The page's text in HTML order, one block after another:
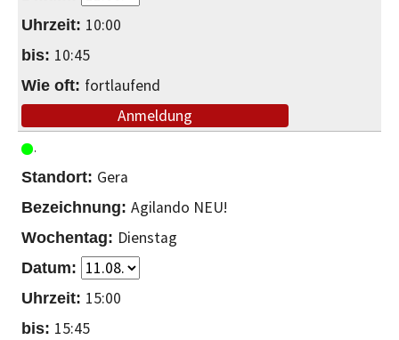
10:00
10:45
fortlaufend
Anmeldung
Gera
Agilando NEU!
Dienstag
15:00
15:45